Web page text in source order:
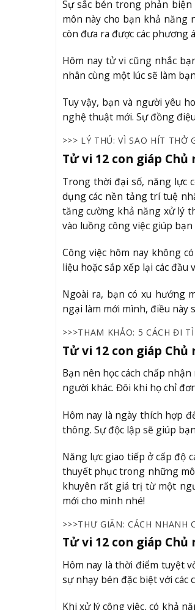
Sự sắc bén trong phản
môn này cho bạn khả năng
còn đưa ra được các
Hôm nay tử vi cũng nhắc
nhân cùng một lúc sẽ làm
Tuy vậy, bạn và người yêu
nghệ thuật mới. Sự đồng
>>> LÝ THÚ: VÌ SAO HÍT THỞ
Tử vi 12 con giáp
Trong thời đại số, năng lực
dụng các nền tảng trí tuệ
tăng cường khả năng xử lý
vào luồng công việc giúp
Công việc hôm nay không
liệu hoặc sắp xếp lại các
Ngoài ra, bạn có xu hướng
ngại làm mới mình, điều này
>>>THAM KHẢO: 5 CÁCH ĐI
Tử vi 12 con giáp
Bạn nên học cách chấp
người khác. Đôi khi họ chỉ
Hôm nay là ngày thích hợp
thông. Sự độc lập sẽ giúp
Năng lực giao tiếp ở cấp độ
thuyết phục trong những
khuyên rất giá trị từ một
mới cho mình nhé!
>>>THƯ GIÃN: CÁCH NHANH
Tử vi 12 con giáp
Hôm nay là thời điểm tuyệt
sự nhạy bén đặc biệt với
Khi xử lý công việc, có khả